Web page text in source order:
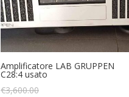
Amplificatore LAB GRUPPEN
C28:4 usato
€3,600.00